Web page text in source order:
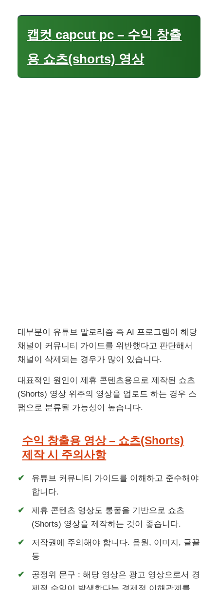
캡컷 capcut pc – 수익 창출
용 쇼츠(shorts) 영상
대부분이 유튜브 알로리즘 즉 AI 프로그램이 해당
채널이 커뮤니티 가이드를 위반했다고 판단해서
채널이 삭제되는 경우가 많이 있습니다.
대표적인 원인이 제휴 콘텐츠용으로 제작된 쇼츠
(Shorts) 영상 위주의 영상을 업로드 하는 경우 스
팸으로 분류될 가능성이 높습니다.
수익 창출용 영상 – 쇼츠(Shorts)
제작 시 주의사항
유튜브 커뮤니티 가이드를 이해하고 준수해야
합니다.
제휴 콘텐츠 영상도 롱폼을 기반으로 쇼츠
(Shorts) 영상을 제작하는 것이 좋습니다.
저작권에 주의해야 합니다. 음원, 이미지, 글꼴
등
공정위 문구 : 해당 영상은 광고 영상으로서 경